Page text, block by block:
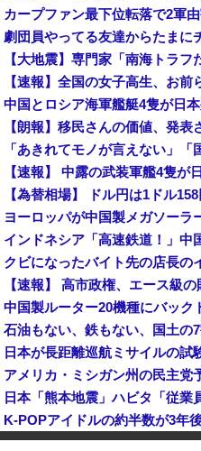
【速報】全国の女子高生、お
【朗報】移民さんの価値、発表
ヨーロッパが中国製メガソーラ
クビになったバイト先の店長の